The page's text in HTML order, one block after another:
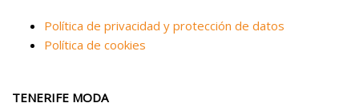
Política de privacidad y protección de datos
Política de cookies
TENERIFE MODA